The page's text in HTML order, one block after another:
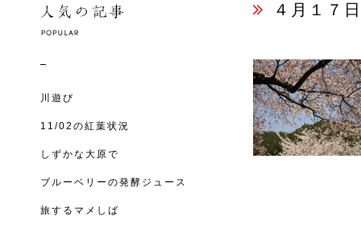
川遊び
11/02の紅葉状況
しずかな大原で
ブルーベリーの発酵ジュース
旅するマメしば
４月１７